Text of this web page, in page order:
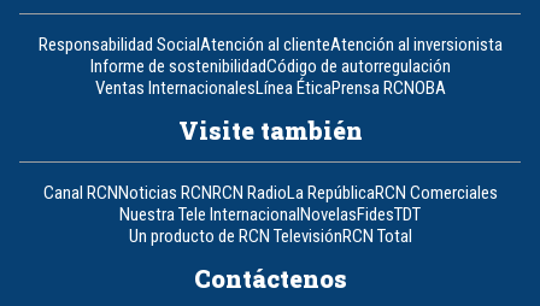
Responsabilidad SocialAtención al clienteAtención al inversionista
Informe de sostenibilidadCódigo de autorregulación
Ventas InternacionalesLínea ÉticaPrensa RCNOBA
Visite también
Canal RCNNoticias RCNRCN RadioLa RepúblicaRCN Comerciales
Nuestra Tele InternacionalNovelasFidesTDT
Un producto de RCN TelevisiónRCN Total
Contáctenos